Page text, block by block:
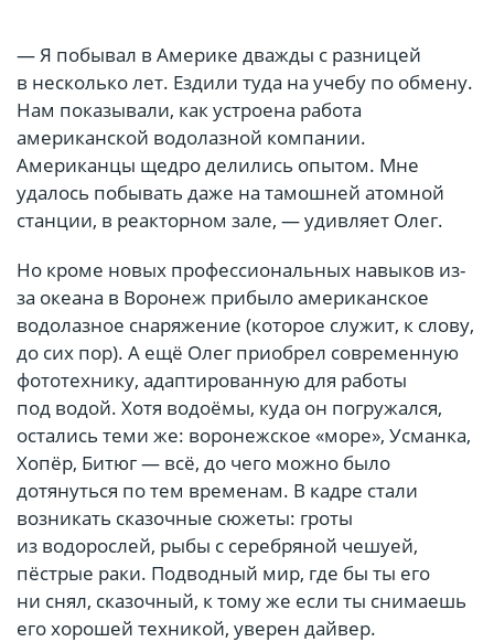
— Я побывал в Америке дважды с разницей
в несколько лет. Ездили туда на учебу по обмену.
Нам показывали, как устроена работа
американской водолазной компании.
Американцы щедро делились опытом. Мне
удалось побывать даже на тамошней атомной
станции, в реакторном зале, — удивляет Олег.
Но кроме новых профессиональных навыков из-
за океана в Воронеж прибыло американское
водолазное снаряжение (которое служит, к слову,
до сих пор). А ещё Олег приобрел современную
фототехнику, адаптированную для работы
под водой. Хотя водоёмы, куда он погружался,
остались теми же: воронежское «море», Усманка,
Хопёр, Битюг — всё, до чего можно было
дотянуться по тем временам. В кадре стали
возникать сказочные сюжеты: гроты
из водорослей, рыбы с серебряной чешуей,
пёстрые раки. Подводный мир, где бы ты его
ни снял, сказочный, к тому же если ты снимаешь
его хорошей техникой, уверен дайвер.